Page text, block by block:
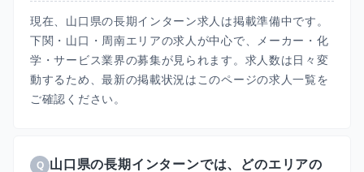
現在、山口県の長期インターン求人は掲載準備中です。
下関・山口・周南エリアの求人が中心で、メーカー・化
学・サービス業界の募集が見られます。求人数は日々変
動するため、最新の掲載状況はこのページの求人一覧を
ご確認ください。
Q
山口県の長期インターンでは、どのエリアの